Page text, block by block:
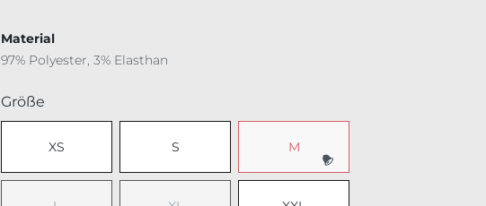
Material
97% Polyester, 3% Elasthan
Größe
XS S M(Diese Option ist zurzeit nicht